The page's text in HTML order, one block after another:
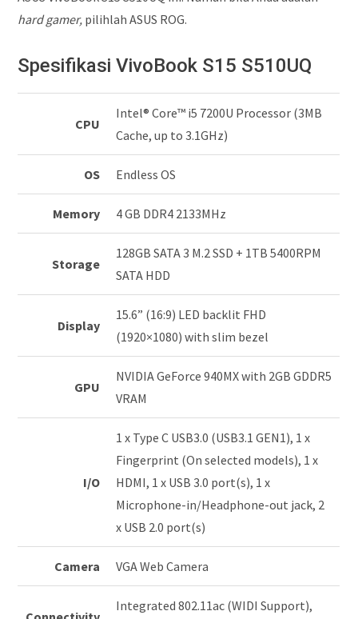
hard gamer, pilihlah ASUS ROG.
Spesifikasi VivoBook S15 S510UQ
CPU
Intel® Core™ i5 7200U Processor (3MB
Cache, up to 3.1GHz)
OS Endless OS
Memory 4 GB DDR4 2133MHz
Storage
128GB SATA 3 M.2 SSD + 1TB 5400RPM
SATA HDD
Display
15.6” (16:9) LED backlit FHD
(1920×1080) with slim bezel
GPU
NVIDIA GeForce 940MX with 2GB GDDR5
VRAM
I/O
1 x Type C USB3.0 (USB3.1 GEN1), 1 x
Fingerprint (On selected models), 1 x
HDMI, 1 x USB 3.0 port(s), 1 x
Microphone-in/Headphone-out jack, 2
x USB 2.0 port(s)
Camera VGA Web Camera
Integrated 802.11ac (WIDI Support),